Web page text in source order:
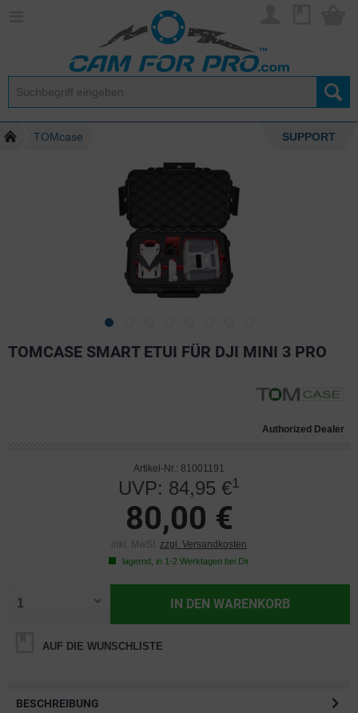
TOMcase SUPPORT
TOMCASE SMART ETUI FÜR DJI MINI 3 PRO
Authorized Dealer
Artikel-Nr.: 81001191
UVP: 84,95 €1
80,00 €
inkl. MwSt. zzgl. Versandkosten
lagernd, in 1-2 Werktagen bei Dir
IN DEN WARENKORB
AUF DIE WUNSCHLISTE
BESCHREIBUNG